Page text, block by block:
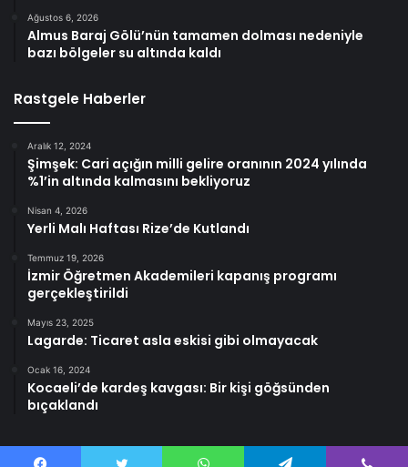
Ağustos 6, 2026
Almus Baraj Gölü’nün tamamen dolması nedeniyle
bazı bölgeler su altında kaldı
Rastgele Haberler
Aralık 12, 2024
Şimşek: Cari açığın milli gelire oranının 2024 yılında
%1’in altında kalmasını bekliyoruz
Nisan 4, 2026
Yerli Malı Haftası Rize’de Kutlandı
Temmuz 19, 2026
İzmir Öğretmen Akademileri kapanış programı
gerçekleştirildi
Mayıs 23, 2025
Lagarde: Ticaret asla eskisi gibi olmayacak
Ocak 16, 2024
Kocaeli’de kardeş kavgası: Bir kişi göğsünden
bıçaklandı